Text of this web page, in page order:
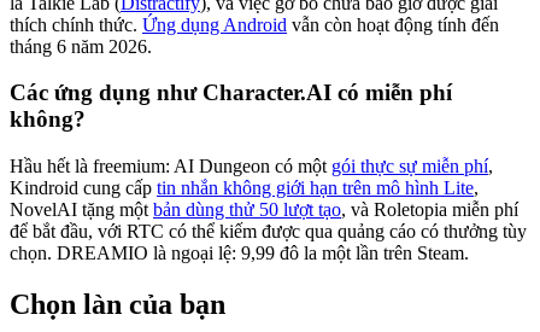
thích chính thức. Ứng dụng Android vẫn còn hoạt động tính đến
tháng 6 năm 2026.
Các ứng dụng như Character.AI có miễn phí
không?
Hầu hết là freemium: AI Dungeon có một gói thực sự miễn phí,
Kindroid cung cấp tin nhắn không giới hạn trên mô hình Lite,
NovelAI tặng một bản dùng thử 50 lượt tạo, và Roletopia miễn phí
để bắt đầu, với RTC có thể kiếm được qua quảng cáo có thưởng tùy
chọn. DREAMIO là ngoại lệ: 9,99 đô la một lần trên Steam.
Chọn làn của bạn